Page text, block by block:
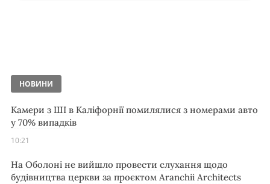
НОВИНИ
Камери з ШІ в Каліфорнії помилялися з номерами авто
у 70% випадків
10:21
На Оболоні не вийшло провести слухання щодо
будівництва церкви за проєктом Aranchii Architects